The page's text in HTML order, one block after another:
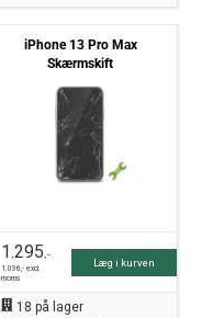
iPhone 13 Pro Max
Skærmskift
1.295,-
1.036,- excl.
moms
Læg i kurven
18 på lager